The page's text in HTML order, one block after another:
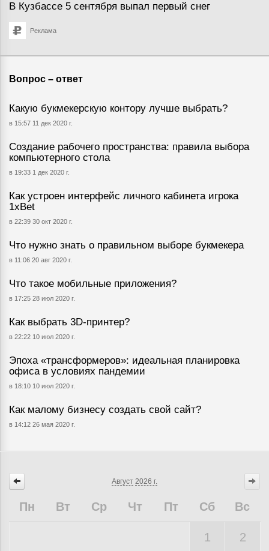
В Кузбассе 5 сентября выпал первый снег
Реклама
Вопрос – ответ
Какую букмекерскую контору лучше выбрать?
в 15:57 11 дек 2020 г.
Создание рабочего пространства: правила выбора
компьютерного стола
в 19:33 1 дек 2020 г.
Как устроен интерфейс личного кабинета игрока
1хBet
в 22:39 30 окт 2020 г.
Что нужно знать о правильном выборе букмекера
в 11:06 20 авг 2020 г.
Что такое мобильные приложения?
в 17:25 28 июл 2020 г.
Как выбрать 3D-принтер?
в 22:22 10 июл 2020 г.
Эпоха «трансформеров»: идеальная планировка
офиса в условиях пандемии
в 18:10 10 июл 2020 г.
Как малому бизнесу создать свой сайт?
в 14:12 26 мая 2020 г.
Август 2026 г.
Пн Вт Ср Чт Пт Сб Вс
1 2